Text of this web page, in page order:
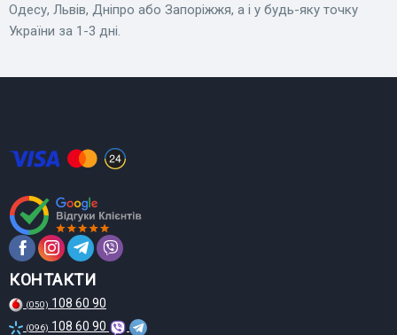
Одесу, Львів, Дніпро або Запоріжжя, а і у будь-яку точку
України за 1-3 дні.
КОНТАКТИ
(050) 108 60 90
(096) 108 60 90